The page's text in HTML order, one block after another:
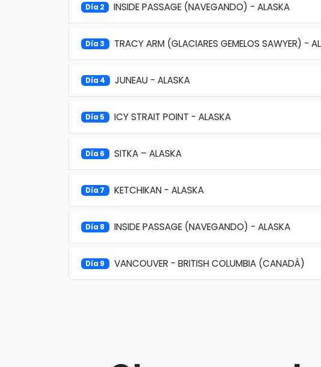
Día 2 INSIDE PASSAGE (NAVEGANDO) - ALASKA
Día 3 TRACY ARM (GLACIARES GEMELOS SAWYER) -
Día 4 JUNEAU - ALASKA
Día 5 ICY STRAIT POINT - ALASKA
Día 6 SITKA – ALASKA
Día 7 KETCHIKAN - ALASKA
Día 8 INSIDE PASSAGE (NAVEGANDO) - ALASKA
Día 9 VANCOUVER - BRITISH COLUMBIA (CANADÁ)